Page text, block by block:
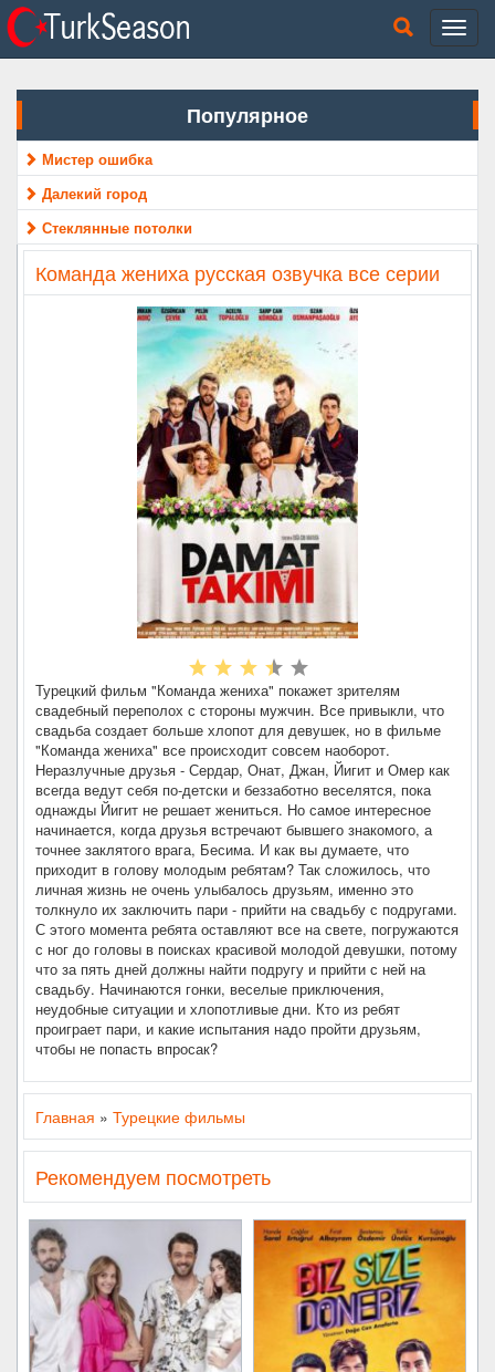
Популярное
Мистер ошибка
Далекий город
Стеклянные потолки
Команда жениха русская озвучка все серии
Турецкий фильм "Команда жениха" покажет зрителям
свадебный переполох с стороны мужчин. Все привыкли, что
свадьба создает больше хлопот для девушек, но в фильме
"Команда жениха" все происходит совсем наоборот.
Неразлучные друзья - Сердар, Онат, Джан, Йигит и Омер как
всегда ведут себя по-детски и беззаботно веселятся, пока
однажды Йигит не решает жениться. Но самое интересное
начинается, когда друзья встречают бывшего знакомого, а
точнее заклятого врага, Бесима. И как вы думаете, что
приходит в голову молодым ребятам? Так сложилось, что
личная жизнь не очень улыбалось друзьям, именно это
толкнуло их заключить пари - прийти на свадьбу с подругами.
С этого момента ребята оставляют все на свете, погружаются
с ног до головы в поисках красивой молодой девушки, потому
что за пять дней должны найти подругу и прийти с ней на
свадьбу. Начинаются гонки, веселые приключения,
неудобные ситуации и хлопотливые дни. Кто из ребят
проиграет пари, и какие испытания надо пройти друзьям,
чтобы не попасть впросак?
Главная » Турецкие фильмы
Рекомендуем посмотреть